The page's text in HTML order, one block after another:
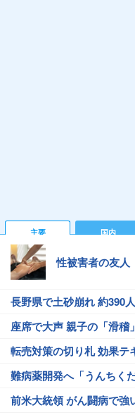
主要 国内
性被害者の友人
長野県で土砂崩れ 約390
座席で大声 親子の「滑稽
転売対策の切り札 効果テ
難病薬開発へ「うんちく
前米大統領 がん闘病で強